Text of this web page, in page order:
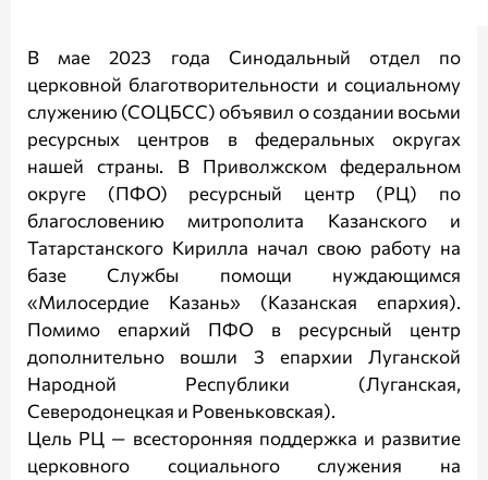
В мае 2023 года Синодальный отдел по
церковной благотворительности и социальному
служению (СОЦБСС) объявил о создании восьми
ресурсных центров в федеральных округах
нашей страны. В Приволжском федеральном
округе (ПФО) ресурсный центр (РЦ) по
благословению митрополита Казанского и
Татарстанского Кирилла начал свою работу на
базе Службы помощи нуждающимся
«Милосердие Казань» (Казанская епархия).
Помимо епархий ПФО в ресурсный центр
дополнительно вошли 3 епархии Луганской
Народной Республики (Луганская,
Северодонецкая и Ровеньковская).
Цель РЦ — всесторонняя поддержка и развитие
церковного социального служения на